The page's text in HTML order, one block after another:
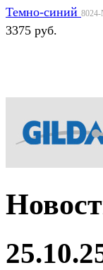
Темно-синий
3375 руб.